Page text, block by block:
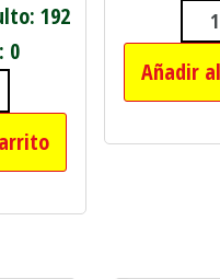
192
0
4 VELAS
Añadir